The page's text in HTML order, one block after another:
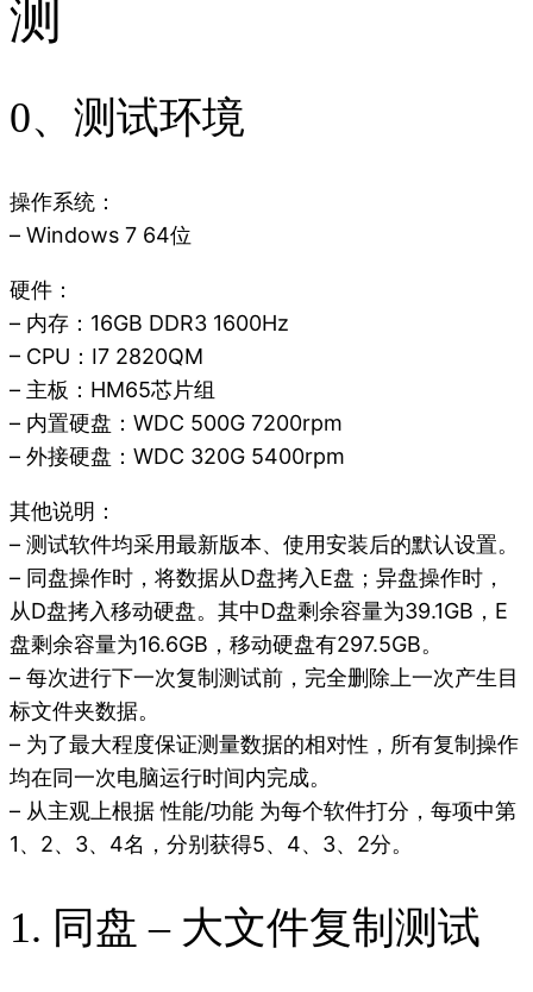
测
0、测试环境
操作系统：
– Windows 7 64位
硬件：
– 内存：16GB DDR3 1600Hz
– CPU：I7 2820QM
– 主板：HM65芯片组
– 内置硬盘：WDC 500G 7200rpm
– 外接硬盘：WDC 320G 5400rpm
其他说明：
– 测试软件均采用最新版本、使用安装后的默认设置。
– 同盘操作时，将数据从D盘拷入E盘；异盘操作时，
从D盘拷入移动硬盘。其中D盘剩余容量为39.1GB，E
盘剩余容量为16.6GB，移动硬盘有297.5GB。
– 每次进行下一次复制测试前，完全删除上一次产生目
标文件夹数据。
– 为了最大程度保证测量数据的相对性，所有复制操作
均在同一次电脑运行时间内完成。
– 从主观上根据 性能/功能 为每个软件打分，每项中第
1、2、3、4名，分别获得5、4、3、2分。
1. 同盘 – 大文件复制测试